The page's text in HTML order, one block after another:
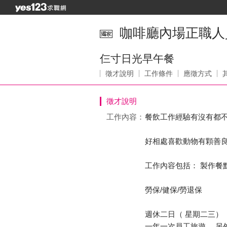
咖啡廳內場正職
仨寸日光早午餐
徵才說明 工作條件 應徵方式
徵才說明
工作內容： 餐飲工作經驗有沒有都
好相處喜歡動物有顆善
工作內容包括： 製作餐
勞保/健保/勞退保
週休二日（ 星期二三）